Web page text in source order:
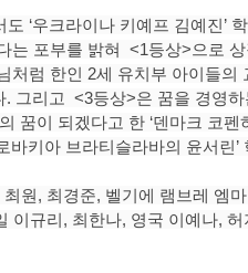
‘우크라이나 키예프 김예진’
는 포부를 밝혀  <1등상>으로
처럼 한인 2세 유치부 아이들의
그리고  <3등상>은 꿈을 경영
꿈이 되겠다고 한 ‘덴마크 코
바키아 브라티슬라바의 윤서린’
원, 최경준, 벨기에 램브레 엠
이규리, 최한나, 영국 이예나,